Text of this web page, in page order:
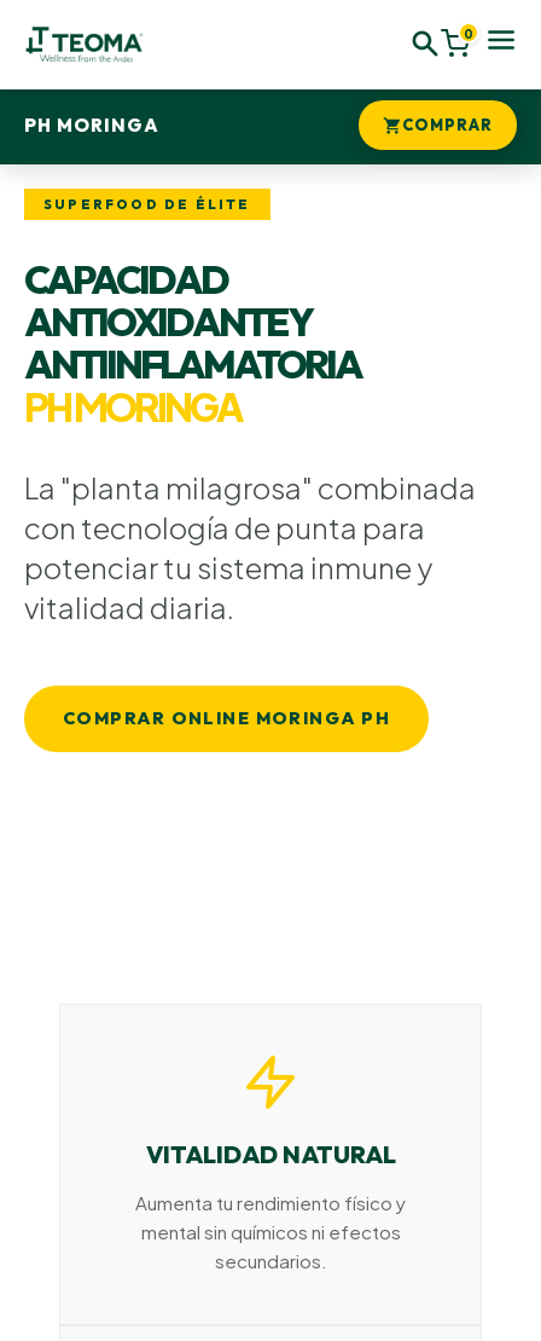
0
PH MORINGA COMPRAR
SUPERFOOD DE ÉLITE
CAPACIDAD
ANTIOXIDANTE Y
ANTIINFLAMATORIA
PH MORINGA
La "planta milagrosa" combinada
con tecnología de punta para
potenciar tu sistema inmune y
vitalidad diaria.
COMPRAR ONLINE MORINGA PH
VITALIDAD NATURAL
Aumenta tu rendimiento físico y
mental sin químicos ni efectos
secundarios.